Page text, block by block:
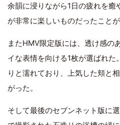
余韻に浸りながら1日の疲れを
が非常に楽しいものだったことが
またHMV限定版には、透け感の
イな表情を向ける1枚が選ばれた
りと濡れており、上気した頬と
がった。
そして最後のセブンネット版に